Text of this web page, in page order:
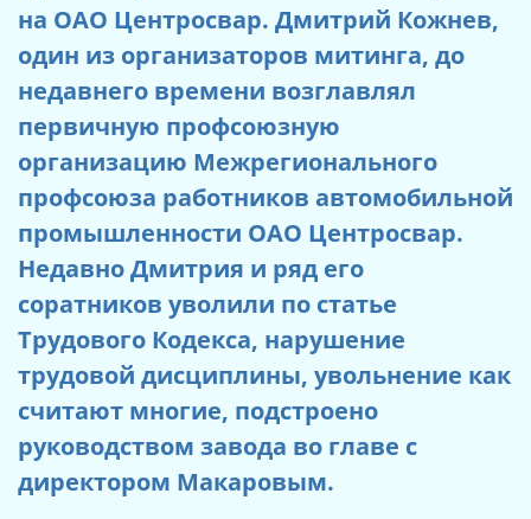
на ОАО Центросвар. Дмитрий Кожнев,
один из организаторов митинга, до
недавнего времени возглавлял
первичную профсоюзную
организацию Межрегионального
профсоюза работников автомобильной
промышленности ОАО Центросвар.
Недавно Дмитрия и ряд его
соратников уволили по статье
Трудового Кодекса, нарушение
трудовой дисциплины, увольнение как
считают многие, подстроено
руководством завода во главе с
директором Макаровым.